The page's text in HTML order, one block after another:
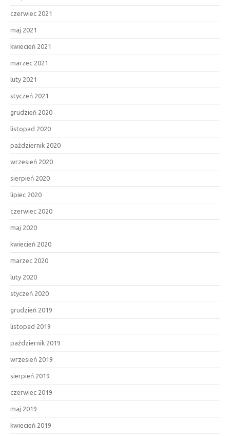
czerwiec 2021
maj 2021
kwiecień 2021
marzec 2021
luty 2021
styczeń 2021
grudzień 2020
listopad 2020
październik 2020
wrzesień 2020
sierpień 2020
lipiec 2020
czerwiec 2020
maj 2020
kwiecień 2020
marzec 2020
luty 2020
styczeń 2020
grudzień 2019
listopad 2019
październik 2019
wrzesień 2019
sierpień 2019
czerwiec 2019
maj 2019
kwiecień 2019